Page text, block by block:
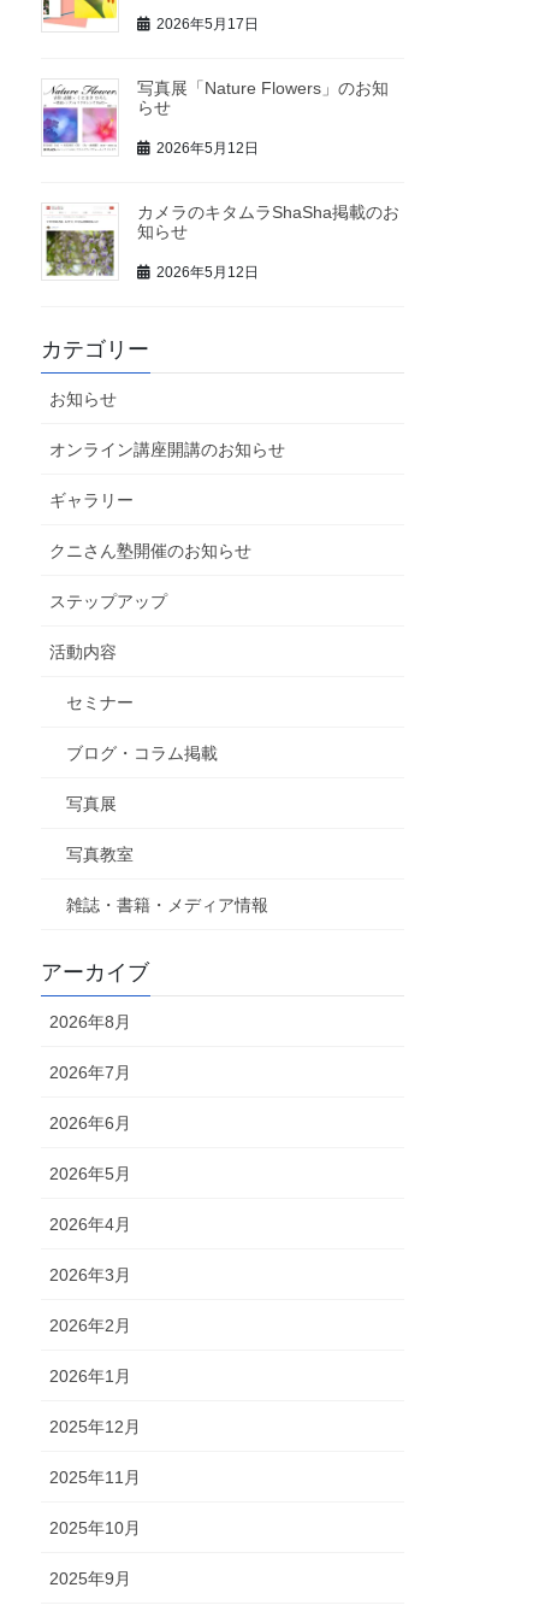
2026年5月17日
写真展「Nature Flowers」のお知
らせ
2026年5月12日
カメラのキタムラShaSha掲載のお
知らせ
2026年5月12日
カテゴリー
お知らせ
オンライン講座開講のお知らせ
ギャラリー
クニさん塾開催のお知らせ
ステップアップ
活動内容
セミナー
ブログ・コラム掲載
写真展
写真教室
雑誌・書籍・メディア情報
アーカイブ
2026年8月
2026年7月
2026年6月
2026年5月
2026年4月
2026年3月
2026年2月
2026年1月
2025年12月
2025年11月
2025年10月
2025年9月